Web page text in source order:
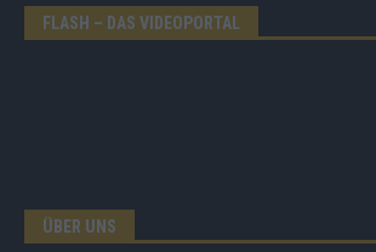
FLASH – DAS VIDEOPORTAL
ÜBER UNS